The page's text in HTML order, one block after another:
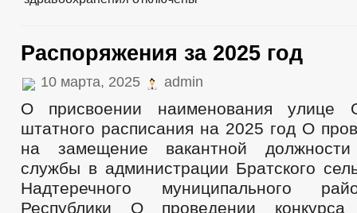
Распоряжения за 2025 год
10 марта, 2025 admin
О присвоении наименования улице
штатного расписания на 2025 год О
на замещение вакантной должности
службы в администрации Братского
Надтеречного муниципального
Республики О проведении